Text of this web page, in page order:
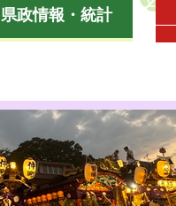
県政情報・統計